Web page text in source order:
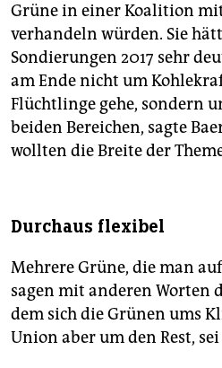
Grüne in einer Koalition
verhandeln würden. Sie
Sondierungen 2017 sehr
am Ende nicht um
Flüchtlinge gehe, sondern
beiden Bereichen, sagte
wollten die Breite der
Durchaus flexibel
Mehrere Grüne, die man
sagen mit anderen Worten
dem sich die Grünen ums
Union aber um den Rest, sei